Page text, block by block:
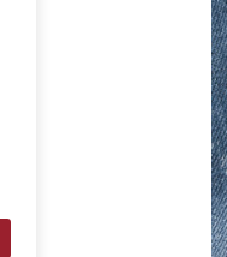
Pod koniec grudnia
telefon, który na długo
naszej pamięci. Firma